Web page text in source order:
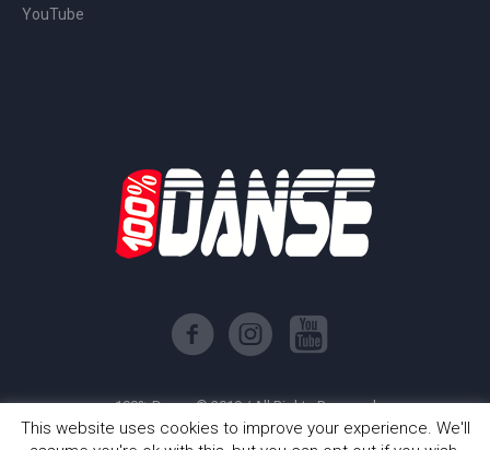
YouTube
100% Danse © 2019 / All Rights Reserved
This website uses cookies to improve your experience. We'll